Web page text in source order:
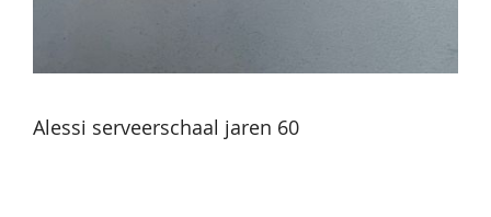
Alessi serveerschaal jaren 60